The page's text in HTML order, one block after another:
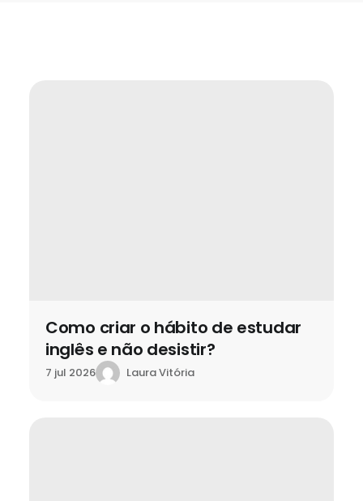
Como criar o hábito de estudar
inglês e não desistir?
7 jul 2026 Laura Vitória